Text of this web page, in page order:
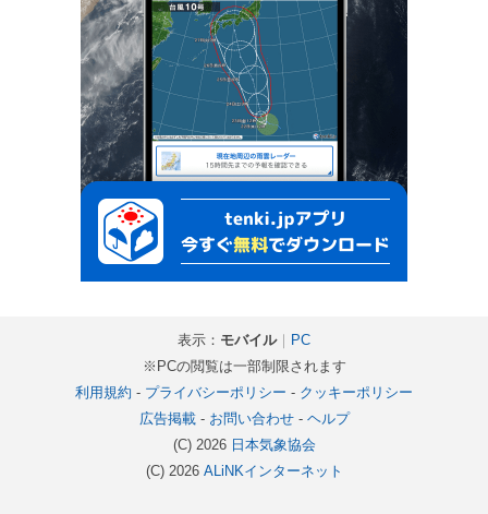
表示： モバイル｜ PC
※PCの閲覧は一部制限されます
利用規約 - プライバシーポリシー - クッキーポリシー
広告掲載- お問い合わせ- ヘルプ
(C) 2026 日本気象協会
(C) 2026 ALiNKインターネット